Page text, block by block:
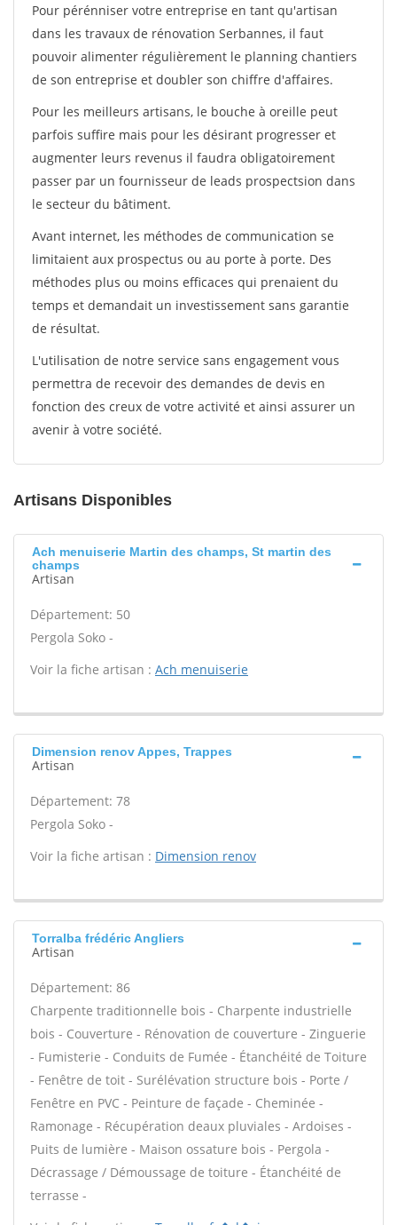
Pour pérénniser votre entreprise en tant qu'artisan
dans les travaux de rénovation Serbannes, il faut
pouvoir alimenter régulièrement le planning chantiers
de son entreprise et doubler son chiffre d'affaires.
Pour les meilleurs artisans, le bouche à oreille peut
parfois suffire mais pour les désirant progresser et
augmenter leurs revenus il faudra obligatoirement
passer par un fournisseur de leads prospectsion dans
le secteur du bâtiment.
Avant internet, les méthodes de communication se
limitaient aux prospectus ou au porte à porte. Des
méthodes plus ou moins efficaces qui prenaient du
temps et demandait un investissement sans garantie
de résultat.
L'utilisation de notre service sans engagement vous
permettra de recevoir des demandes de devis en
fonction des creux de votre activité et ainsi assurer un
avenir à votre société.
Artisans Disponibles
Ach menuiserie Martin des champs, St martin des
champs
Artisan
Département: 50
Pergola Soko -
Voir la fiche artisan : Ach menuiserie
Dimension renov Appes, Trappes
Artisan
Département: 78
Pergola Soko -
Voir la fiche artisan : Dimension renov
Torralba frédéric Angliers
Artisan
Département: 86
Charpente traditionnelle bois - Charpente industrielle
bois - Couverture - Rénovation de couverture - Zinguerie
- Fumisterie - Conduits de Fumée - Étanchéité de Toiture
- Fenêtre de toit - Surélévation structure bois - Porte /
Fenêtre en PVC - Peinture de façade - Cheminée -
Ramonage - Récupération deaux pluviales - Ardoises -
Puits de lumière - Maison ossature bois - Pergola -
Décrassage / Démoussage de toiture - Étanchéité de
terrasse -